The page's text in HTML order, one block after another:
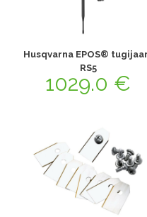
Husqvarna EPOS®
RS5
1029.0 €